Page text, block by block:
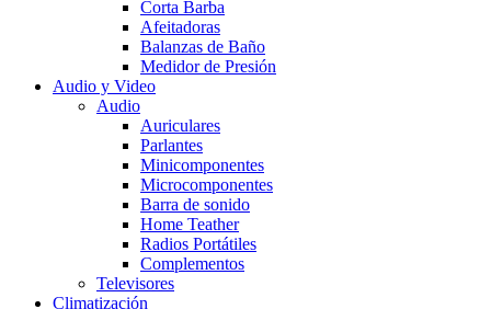
Corta Barba
Afeitadoras
Balanzas de Baño
Medidor de Presión
Audio y Video
Audio
Auriculares
Parlantes
Minicomponentes
Microcomponentes
Barra de sonido
Home Teather
Radios Portátiles
Complementos
Televisores
Climatización